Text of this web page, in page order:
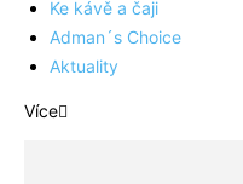
Ke kávě a čaji
Adman´s Choice
Aktuality
Více